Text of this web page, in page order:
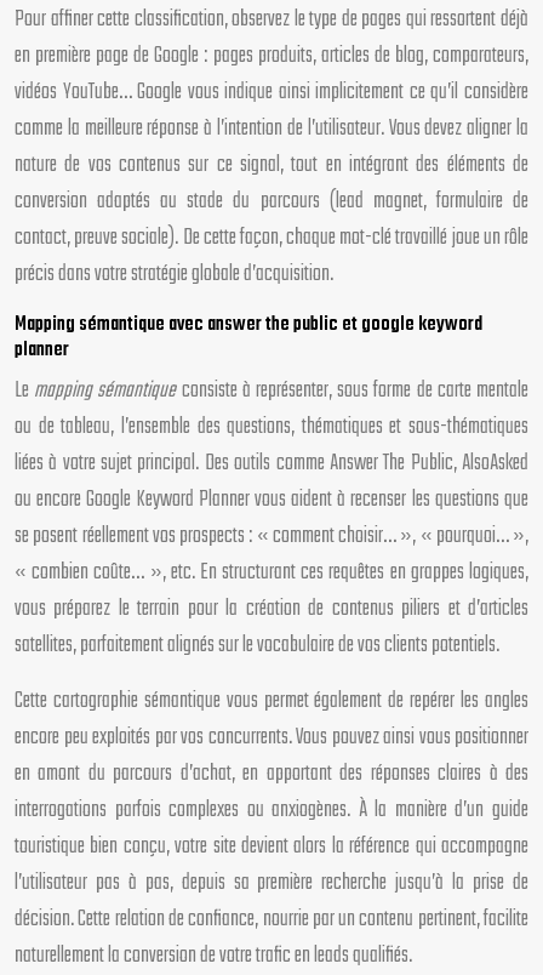
Pour affiner cette classification, observez le type de pages qui ressortent déjà
en première page de Google : pages produits, articles de blog, comparateurs,
vidéos YouTube… Google vous indique ainsi implicitement ce qu’il considère
comme la meilleure réponse à l’intention de l’utilisateur. Vous devez aligner la
nature de vos contenus sur ce signal, tout en intégrant des éléments de
conversion adaptés au stade du parcours (lead magnet, formulaire de
contact, preuve sociale). De cette façon, chaque mot-clé travaillé joue un rôle
précis dans votre stratégie globale d’acquisition.
Mapping sémantique avec answer the public et google keyword
planner
Lemapping sémantiqueconsiste à représenter, sous forme de carte mentale
ou de tableau, l’ensemble des questions, thématiques et sous-thématiques
liées à votre sujet principal. Des outils comme Answer The Public, AlsoAsked
ou encore Google Keyword Planner vous aident à recenser les questions que
se posent réellement vos prospects : « comment choisir… », « pourquoi… »,
« combien coûte… », etc. En structurant ces requêtes en grappes logiques,
vous préparez le terrain pour la création de contenus piliers et d’articles
satellites, parfaitement alignés sur le vocabulaire de vos clients potentiels.
Cette cartographie sémantique vous permet également de repérer les angles
encore peu exploités par vos concurrents. Vous pouvez ainsi vous positionner
en amont du parcours d’achat, en apportant des réponses claires à des
interrogations parfois complexes ou anxiogènes. À la manière d’un guide
touristique bien conçu, votre site devient alors la référence qui accompagne
l’utilisateur pas à pas, depuis sa première recherche jusqu’à la prise de
décision. Cette relation de confiance, nourrie par un contenu pertinent, facilite
naturellement la conversion de votre trafic en leads qualifiés.